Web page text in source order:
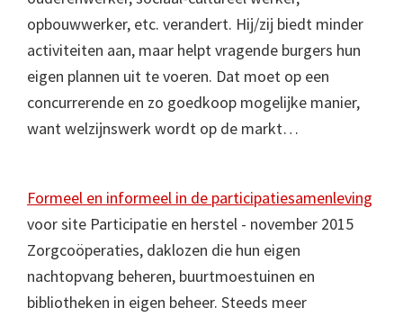
opbouwwerker, etc. verandert. Hij/zij biedt minder
activiteiten aan, maar helpt vragende burgers hun
eigen plannen uit te voeren. Dat moet op een
concurrerende en zo goedkoop mogelijke manier,
want welzijnswerk wordt op de markt…
Formeel en informeel in de participatiesamenleving
voor site Participatie en herstel - november 2015
Zorgcoöperaties, daklozen die hun eigen
nachtopvang beheren, buurtmoestuinen en
bibliotheken in eigen beheer. Steeds meer